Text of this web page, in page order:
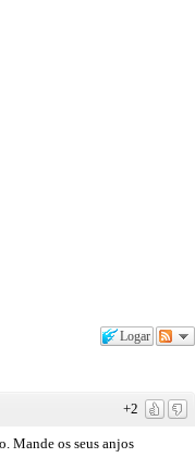
Logar
+2
Mande os seus anjos